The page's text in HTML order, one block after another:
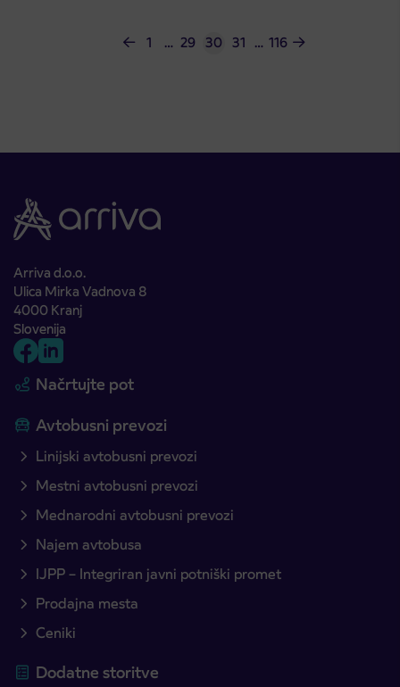
1 … 29 30 31 … 116
Arriva d.o.o.
Ulica Mirka Vadnova 8
4000 Kranj
Slovenija
Načrtujte pot
Avtobusni prevozi
Linijski avtobusni prevozi
Mestni avtobusni prevozi
Mednarodni avtobusni prevozi
Najem avtobusa
IJPP – Integriran javni potniški promet
Prodajna mesta
Ceniki
Dodatne storitve